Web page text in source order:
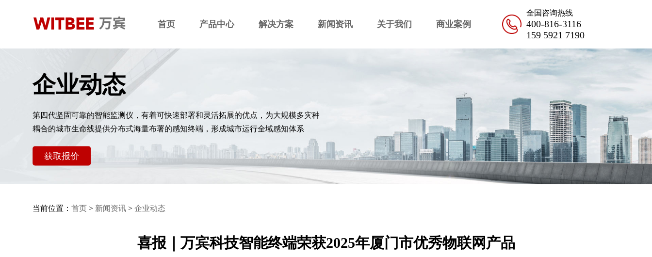
首页 产品中心 解决方案 新闻资讯 关于我们 商业案例
全国咨询热线
400-816-3116
159 5921 7190
企业动态
第四代坚固可靠的智能监测仪，有着可快速部署和灵活拓展的优点，为大规模多灾种
耦合的城市生命线提供分布式海量布署的感知终端，形成城市运行全域感知体系
获取报价
当前位置：首页 > 新闻资讯 >企业动态
喜报｜万宾科技智能终端荣获2025年厦门市优秀物联网产品